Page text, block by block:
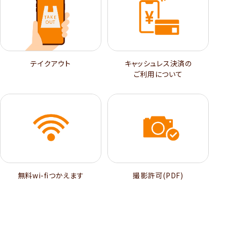
テイクアウト
キャッシュレス決済の
ご利用について
無料wi-ﬁつかえます 撮影許可(PDF)